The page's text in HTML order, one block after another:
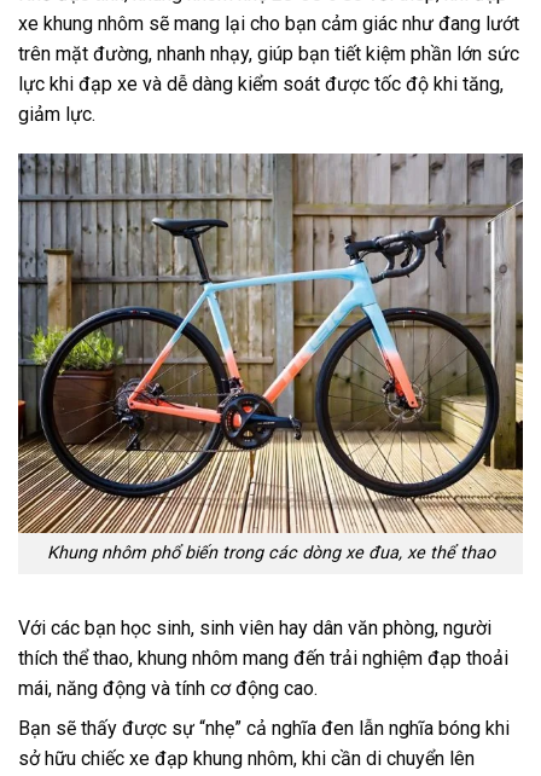
xe khung nhôm sẽ mang lại cho bạn cảm giác như đang lướt
trên mặt đường, nhanh nhạy, giúp bạn tiết kiệm phần lớn sức
lực khi đạp xe và dễ dàng kiểm soát được tốc độ khi tăng,
giảm lực.
Khung nhôm phổ biến trong các dòng xe đua, xe thể thao
Với các bạn học sinh, sinh viên hay dân văn phòng, người
thích thể thao, khung nhôm mang đến trải nghiệm đạp thoải
mái, năng động và tính cơ động cao.
Bạn sẽ thấy được sự “nhẹ” cả nghĩa đen lẫn nghĩa bóng khi
sở hữu chiếc xe đạp khung nhôm, khi cần di chuyển lên